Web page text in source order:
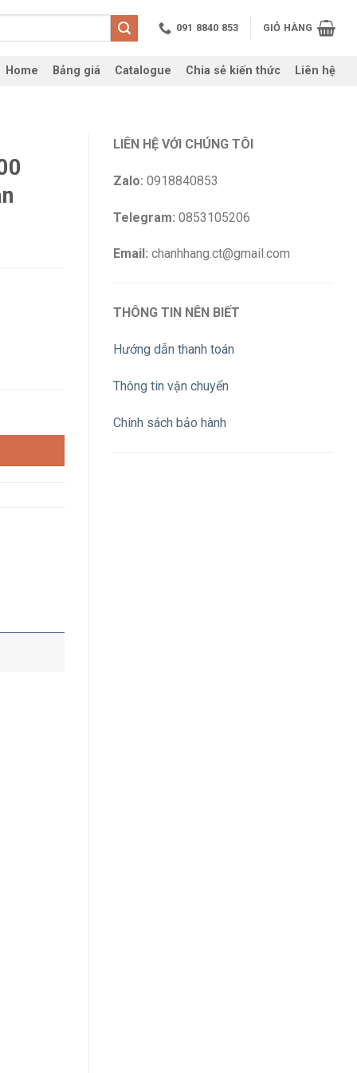
091 8840 853 GIỎ HÀNG
Home Bảng giá Catalogue Chia sẻ kiến thức Liên hệ
LIÊN HỆ VỚI CHÚNG TÔI
Zalo: 0918840853
Telegram: 0853105206
Email: chanhhang.ct@gmail.com
THÔNG TIN NÊN BIẾT
Hướng dẫn thanh toán
Thông tin vận chuyển
Chính sách bảo hành